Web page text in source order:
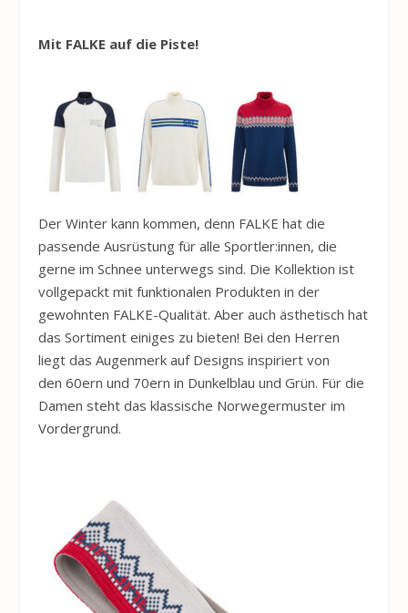
Mit FALKE auf die Piste!
Der Winter kann kommen, denn FALKE hat die
passende Ausrüstung für alle Sportler:innen, die
gerne im Schnee unterwegs sind. Die Kollektion ist
vollgepackt mit funktionalen Produkten in der
gewohnten FALKE-Qualität. Aber auch ästhetisch hat
das Sortiment einiges zu bieten! Bei den Herren
liegt das Augenmerk auf Designs inspiriert von
den 60ern und 70ern in Dunkelblau und Grün. Für die
Damen steht das klassische Norwegermuster im
Vordergrund.